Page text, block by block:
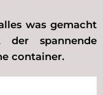
was gemacht
spannende
container.